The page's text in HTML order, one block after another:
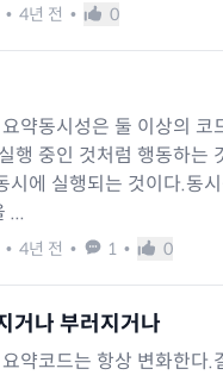
• 4년 전 • 0
약동시성은 둘 이상의 코
행 중인 것처럼 행동하는
시에 실행되는 것이다.동
...
• 4년 전 • 1 • 0
거나 부러지거나
약코드는 항상 변화한다.